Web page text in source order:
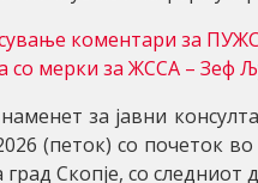
коментари за
со мерки за ЖССА – Зеф
за јавни
(петок) со почеток
Скопје, со следниот